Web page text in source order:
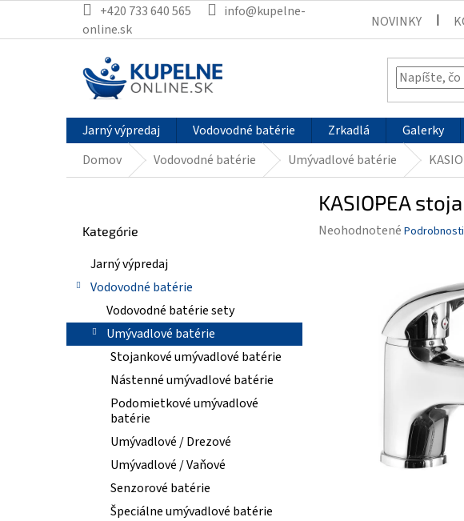
obsah
+420 733 640 565
info@kupelne-
online.sk
NOVINKY
Jarný výpredaj Vodovodné batérie Zrkadlá Galerky
Domov
Vodovodné batérie Umývadlové batérie
e
l
kategórie
Kategórie
Jarný výpredaj
Vodovodné batérie
Vodovodné batérie sety
Umývadlové batérie
Stojankové umývadlové batérie
Nástenné umývadlové batérie
Podomietkové umývadlové
batérie
Umývadlové / Drezové
Umývadlové / Vaňové
Senzorové batérie
Špeciálne umývadlové batérie
KASIOPEA
Priemerné
Neohodnotené